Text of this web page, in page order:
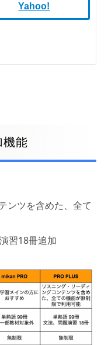
Yahoo!
能
ンツを含めた、全て
習18冊追加